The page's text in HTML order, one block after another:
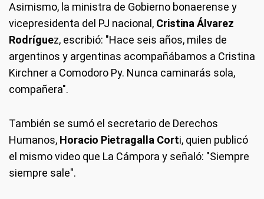
Asimismo, la ministra de Gobierno bonaerense y
vicepresidenta del PJ nacional, Cristina Álvarez
Rodríguez, escribió: "Hace seis años, miles de
argentinos y argentinas acompañábamos a Cristina
Kirchner a Comodoro Py. Nunca caminarás sola,
compañera".
También se sumó el secretario de Derechos
Humanos, Horacio Pietragalla Corti, quien publicó
el mismo video que La Cámpora y señaló: "Siempre
siempre sale".